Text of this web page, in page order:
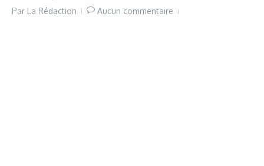
Par La Rédaction Aucun commentaire